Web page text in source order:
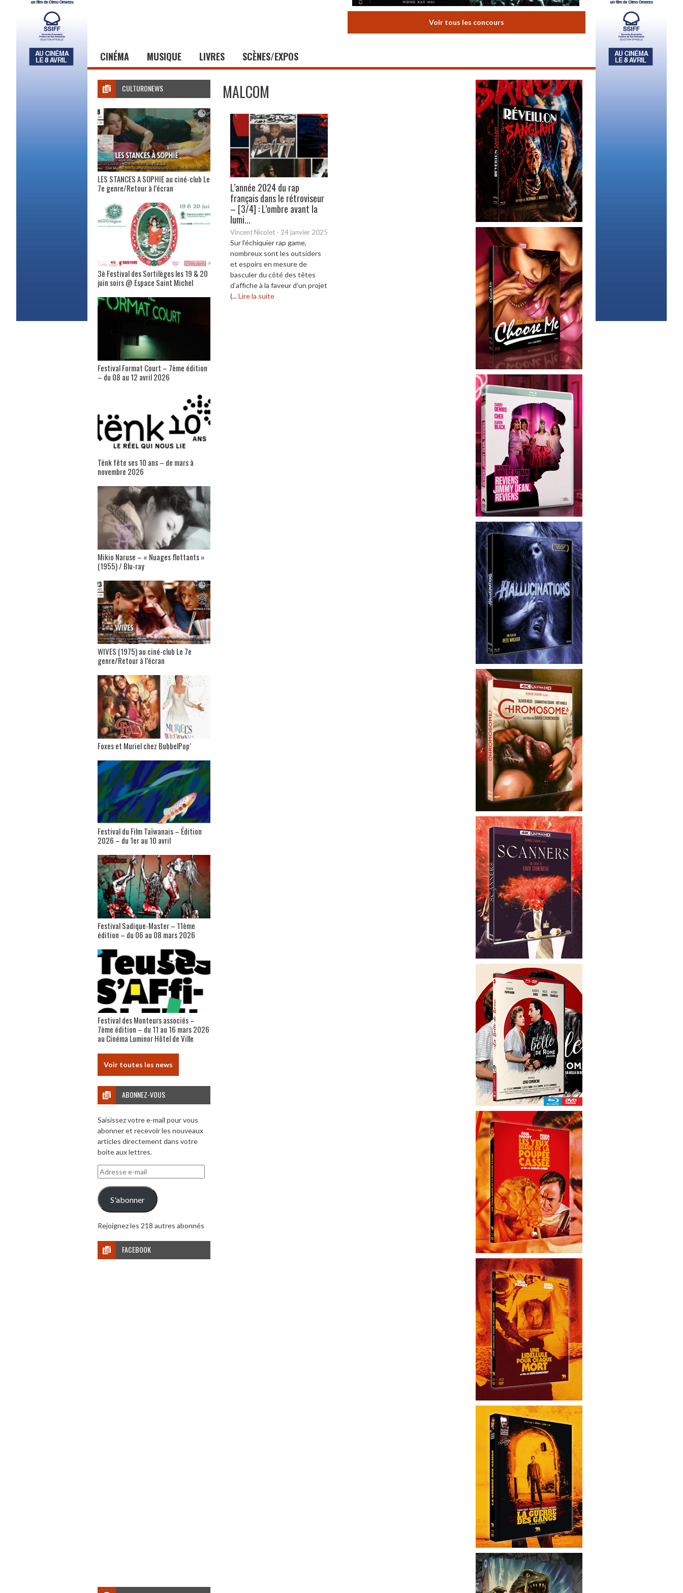
Voir tous les concours
CINÉMA MUSIQUE LIVRES SCÈNES/EXPOS
MALCOM
L’année 2024 du rap
français dans le rétroviseur
– [3/4] : L’ombre avant la
lumi...
Vincent Nicolet - 24 janvier 2025
Sur l’échiquier rap game,
nombreux sont les outsiders
et espoirs en mesure de
basculer du côté des têtes
d’affiche à la faveur d’un projet
(...Lire la suite
CULTURONEWS
LES STANCES A SOPHIE au ciné-club Le
7e genre/Retour à l’écran
3è Festival des Sortilèges les 19 & 20
juin soirs @ Espace Saint Michel
Festival Format Court – 7ème édition
– du 08 au 12 avril 2026
Tënk fête ses 10 ans – de mars à
novembre 2026
Mikio Naruse – « Nuages flottants »
(1955) / Blu-ray
WIVES (1975) au ciné-club Le 7e
genre/Retour à l’écran
Foxes et Muriel chez BubbelPop’
Festival du Film Taïwanais – Édition
2026 – du 1er au 10 avril
Festival Sadique-Master – 11ème
édition – du 06 au 08 mars 2026
Festival des Monteurs associés –
7ème édition – du 11 au 16 mars 2026
au Cinéma Luminor Hôtel de Ville
Voir toutes les news
ABONNEZ-VOUS
Saisissez votre e-mail pour vous
abonner et recevoir les nouveaux
articles directement dans votre
boite aux lettres.
Adresse
e-
mail
S'abonner
Rejoignez les 218 autres abonnés
FACEBOOK